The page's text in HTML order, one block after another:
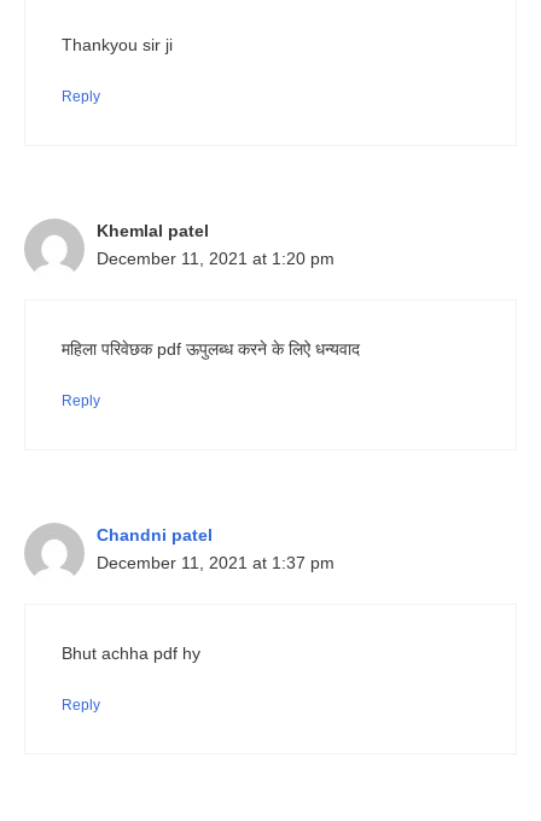
Thankyou sir ji
Reply
Khemlal patel
December 11, 2021 at 1:20 pm
महिला परिवेछक pdf ऊपुलब्ध करने के लिऐ धन्यवाद
Reply
Chandni patel
December 11, 2021 at 1:37 pm
Bhut achha pdf hy
Reply